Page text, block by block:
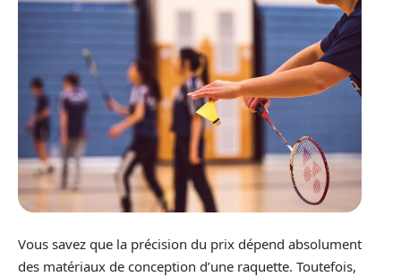
Vous savez que la précision du prix dépend absolument
des matériaux de conception d’une raquette. Toutefois,